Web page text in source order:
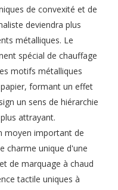
de convexité et de
deviendra plus
métalliques. Le
spécial de chauffage
motifs métalliques
formant un effet
un sens de hiérarchie
attrayant.
moyen important de
charme unique d'une
de marquage à chaud
tactile uniques à